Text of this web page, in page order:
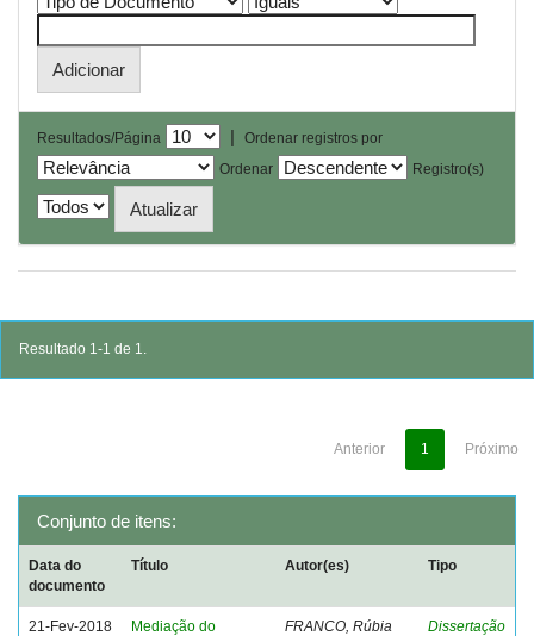
Resultados/Página |
Ordenar registros por
Ordenar
Registro(s)
Resultado 1-1 de 1.
Anterior 1 Próximo
Conjunto de itens:
Data do
documento
Título Autor(es) Tipo
21-Fev-2018
Mediação do
FRANCO, Rúbia
Dissertação